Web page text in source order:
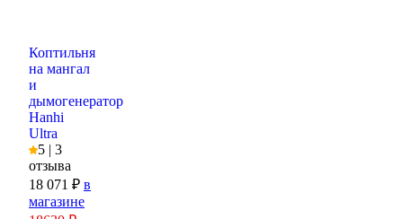
Коптильня
на мангал
и
дымогенератор
Hanhi
Ultra
5 | 3
отзыва
18 071 ₽ в
магазине